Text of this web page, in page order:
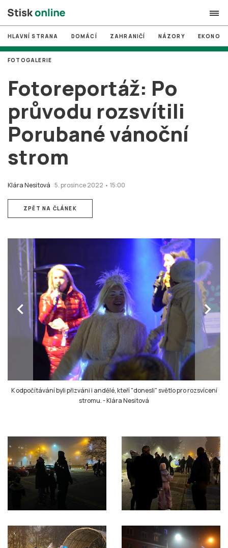
search
# MUNI
# Brno
# volby
login PŘIHLÁSIT SE
Zapomněli jste heslo?
HLAVNÍ STRANA DOMÁCÍ ZAHRANIČÍ NÁZORY
Fotoreportáž: Po
průvodu rozsvítili
Porubané vánoční
strom
Klára Nesitová 5. prosince 2022 • 15:00
FOTOGALERIE
ZPĚT NA ČLÁNEK
chevron_left chevron_right
K odpočítávání byli přizváni i andělé, kteří "donesli" světlo pro rozsvícení
stromu.-Klára Nesitová